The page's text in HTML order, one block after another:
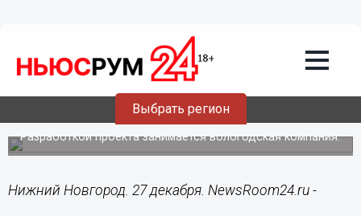
Выбрать регион
27.12.201916:39
Археологическое хранилище появится
на нижегородской Стрелке
Разработкой проекта занимается вологодская компания.
Нижний Новгород. 27 декабря. NewsRoom24.ru -